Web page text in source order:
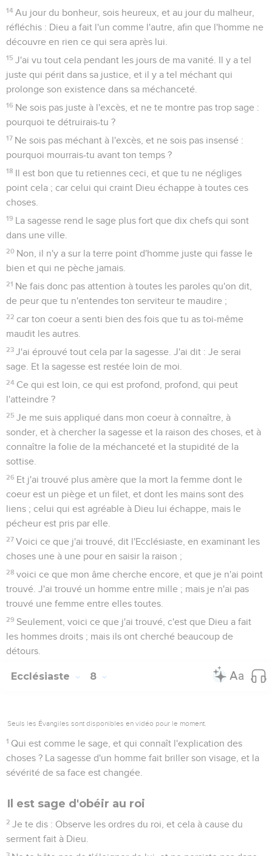
14 Au jour du bonheur, sois heureux, et au jour du malheur,
réfléchis : Dieu a fait l'un comme l'autre, afin que l'homme ne
découvre en rien ce qui sera après lui.
15 J'ai vu tout cela pendant les jours de ma vanité. Il y a tel
juste qui périt dans sa justice, et il y a tel méchant qui
prolonge son existence dans sa méchanceté.
16 Ne sois pas juste à l'excès, et ne te montre pas trop sage :
pourquoi te détruirais-tu ?
17 Ne sois pas méchant à l'excès, et ne sois pas insensé :
pourquoi mourrais-tu avant ton temps ?
18 Il est bon que tu retiennes ceci, et que tu ne négliges
point cela ; car celui qui craint Dieu échappe à toutes ces
choses.
19 La sagesse rend le sage plus fort que dix chefs qui sont
dans une ville.
20 Non, il n'y a sur la terre point d'homme juste qui fasse le
bien et qui ne pèche jamais.
21 Ne fais donc pas attention à toutes les paroles qu'on dit,
de peur que tu n'entendes ton serviteur te maudire ;
22 car ton coeur a senti bien des fois que tu as toi-même
maudit les autres.
23 J'ai éprouvé tout cela par la sagesse. J'ai dit : Je serai
sage. Et la sagesse est restée loin de moi.
24 Ce qui est loin, ce qui est profond, profond, qui peut
l'atteindre ?
25 Je me suis appliqué dans mon coeur à connaître, à
sonder, et à chercher la sagesse et la raison des choses, et à
connaître la folie de la méchanceté et la stupidité de la
sottise.
26 Et j'ai trouvé plus amère que la mort la femme dont le
coeur est un piège et un filet, et dont les mains sont des
liens ; celui qui est agréable à Dieu lui échappe, mais le
pécheur est pris par elle.
27 Voici ce que j'ai trouvé, dit l'Ecclésiaste, en examinant les
choses une à une pour en saisir la raison ;
28 voici ce que mon âme cherche encore, et que je n'ai point
trouvé. J'ai trouvé un homme entre mille ; mais je n'ai pas
trouvé une femme entre elles toutes.
29 Seulement, voici ce que j'ai trouvé, c'est que Dieu a fait
les hommes droits ; mais ils ont cherché beaucoup de
détours.
Ecclésiaste 8
Seuls les Évangiles sont disponibles en vidéo pour le moment.
1 Qui est comme le sage, et qui connaît l'explication des
choses ? La sagesse d'un homme fait briller son visage, et la
sévérité de sa face est changée.
Il est sage d'obéir au roi
2 Je te dis : Observe les ordres du roi, et cela à cause du
serment fait à Dieu.
3